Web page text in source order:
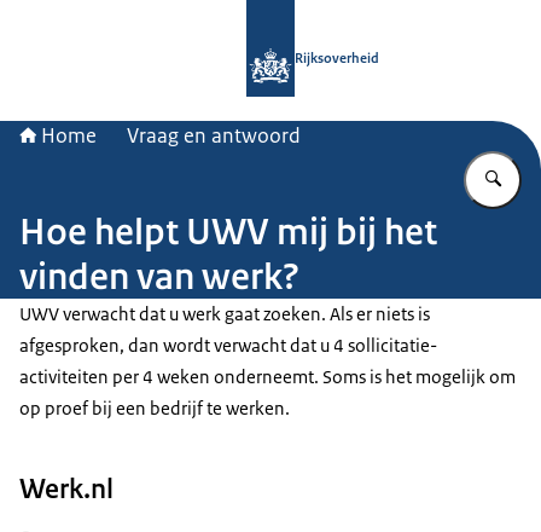
Rijksoverheid
Home Vraag en antwoord
Hoe helpt UWV mij bij het
vinden van werk?
UWV verwacht dat u werk gaat zoeken. Als er niets is
afgesproken, dan wordt verwacht dat u 4 sollicitatie-
activiteiten per 4 weken onderneemt. Soms is het mogelijk om
op proef bij een bedrijf te werken.
Werk.nl